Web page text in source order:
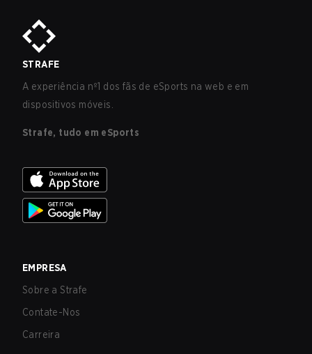
STRAFE
A experiência nº1 dos fãs de eSports na web e em
dispositivos móveis.
Strafe, tudo em eSports
EMPRESA
Sobre a Strafe
Contate-Nos
Carreira